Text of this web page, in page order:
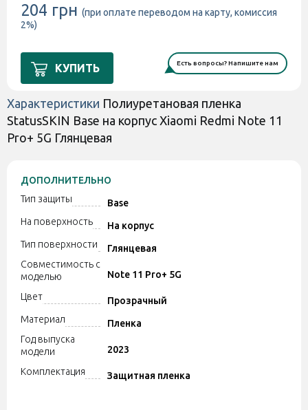
204 грн (при оплате переводом на карту, комиссия
2%)
КУПИТЬ Есть вопросы? Напишите нам
Характеристики Полиуретановая пленка
StatusSKIN Base на корпус Xiaomi Redmi Note 11
Pro+ 5G Глянцевая
ДОПОЛНИТЕЛЬНО
Тип защиты
Base
На поверхность
На корпус
Тип поверхности
Глянцевая
Совместимость с
моделью
Note 11 Pro+ 5G
Цвет
Прозрачный
Материал
Пленка
Год выпуска
модели
2023
Комплектация
Защитная пленка